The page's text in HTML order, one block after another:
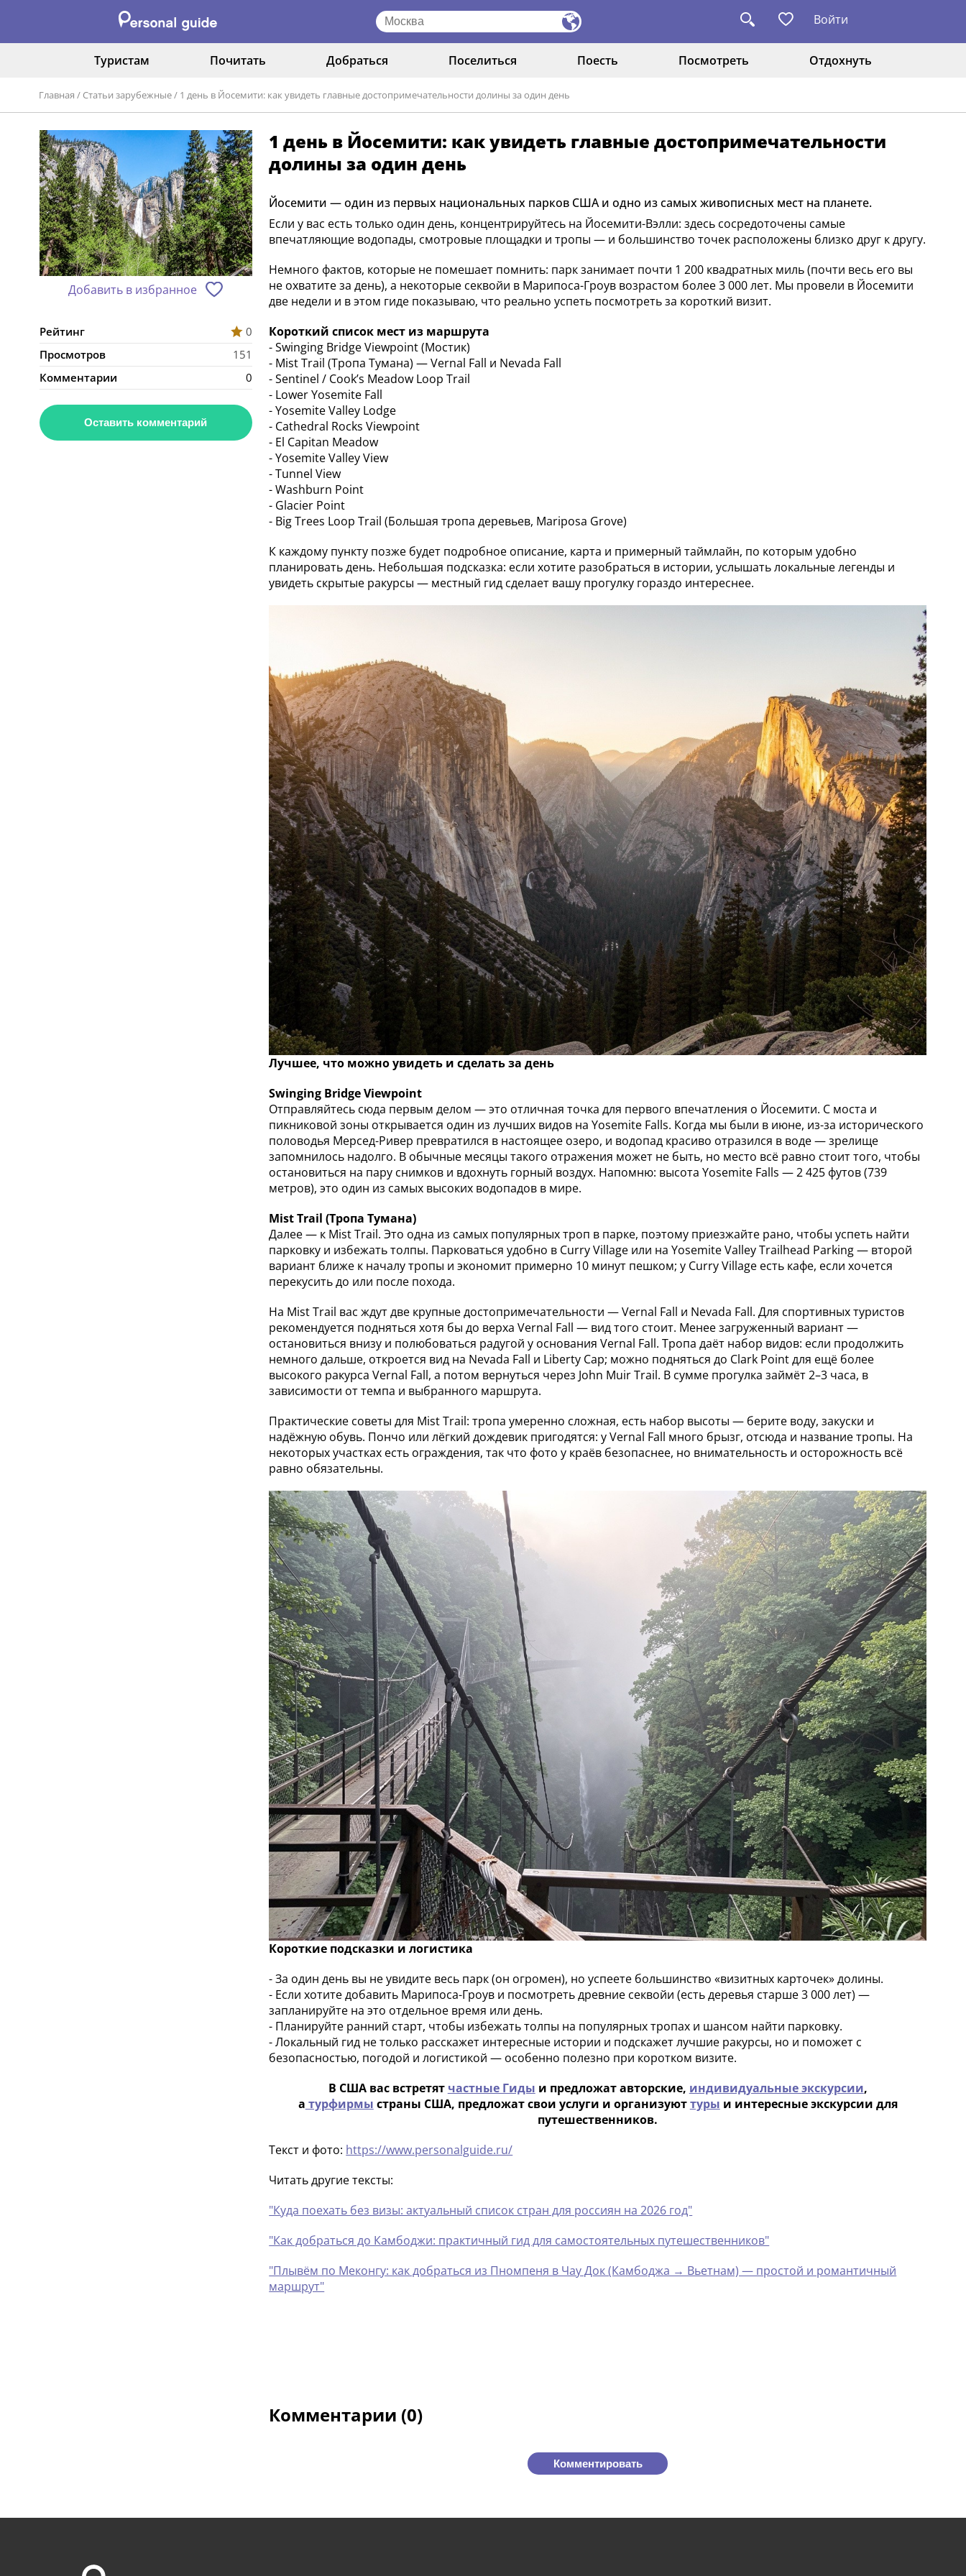
Войти
Туристам Почитать Добраться Поселиться Поесть Посмотреть Отдохнуть
Главная / Статьи зарубежные/ 1 день в Йосемити: как увидеть главные достопримечательности долины за один день
Добавить в избранное
Рейтинг
0
Просмотров
151
Комментарии
0
Оставить комментарий
1 день в Йосемити: как увидеть главные достопримечательности
долины за один день
Йосемити — один из первых национальных парков США и одно из самых живописных мест на планете.
Если у вас есть только один день, концентрируйтесь на Йосемити-Вэлли: здесь сосредоточены самые
впечатляющие водопады, смотровые площадки и тропы — и большинство точек расположены близко друг к другу.
Немного фактов, которые не помешает помнить: парк занимает почти 1 200 квадратных миль (почти весь его вы
не охватите за день), а некоторые секвойи в Марипоса-Гроув возрастом более 3 000 лет. Мы провели в Йосемити
две недели и в этом гиде показываю, что реально успеть посмотреть за короткий визит.
Короткий список мест из маршрута
- Swinging Bridge Viewpoint (Мостик)
- Mist Trail (Тропа Тумана) — Vernal Fall и Nevada Fall
- Sentinel / Cook’s Meadow Loop Trail
- Lower Yosemite Fall
- Yosemite Valley Lodge
- Cathedral Rocks Viewpoint
- El Capitan Meadow
- Yosemite Valley View
- Tunnel View
- Washburn Point
- Glacier Point
- Big Trees Loop Trail (Большая тропа деревьев, Mariposa Grove)
К каждому пункту позже будет подробное описание, карта и примерный таймлайн, по которым удобно
планировать день. Небольшая подсказка: если хотите разобраться в истории, услышать локальные легенды и
увидеть скрытые ракурсы — местный гид сделает вашу прогулку гораздо интереснее.
Лучшее, что можно увидеть и сделать за день
Swinging Bridge Viewpoint
Отправляйтесь сюда первым делом — это отличная точка для первого впечатления о Йосемити. С моста и
пикниковой зоны открывается один из лучших видов на Yosemite Falls. Когда мы были в июне, из-за исторического
половодья Мерсед-Ривер превратился в настоящее озеро, и водопад красиво отразился в воде — зрелище
запомнилось надолго. В обычные месяцы такого отражения может не быть, но место всё равно стоит того, чтобы
остановиться на пару снимков и вдохнуть горный воздух. Напомню: высота Yosemite Falls — 2 425 футов (739
метров), это один из самых высоких водопадов в мире.
Mist Trail (Тропа Тумана)
Далее — к Mist Trail. Это одна из самых популярных троп в парке, поэтому приезжайте рано, чтобы успеть найти
парковку и избежать толпы. Парковаться удобно в Curry Village или на Yosemite Valley Trailhead Parking — второй
вариант ближе к началу тропы и экономит примерно 10 минут пешком; у Curry Village есть кафе, если хочется
перекусить до или после похода.
На Mist Trail вас ждут две крупные достопримечательности — Vernal Fall и Nevada Fall. Для спортивных туристов
рекомендуется подняться хотя бы до верха Vernal Fall — вид того стоит. Менее загруженный вариант —
остановиться внизу и полюбоваться радугой у основания Vernal Fall. Тропа даёт набор видов: если продолжить
немного дальше, откроется вид на Nevada Fall и Liberty Cap; можно подняться до Clark Point для ещё более
высокого ракурса Vernal Fall, а потом вернуться через John Muir Trail. В сумме прогулка займёт 2–3 часа, в
зависимости от темпа и выбранного маршрута.
Практические советы для Mist Trail: тропа умеренно сложная, есть набор высоты — берите воду, закуски и
надёжную обувь. Пончо или лёгкий дождевик пригодятся: у Vernal Fall много брызг, отсюда и название тропы. На
некоторых участках есть ограждения, так что фото у краёв безопаснее, но внимательность и осторожность всё
равно обязательны.
Короткие подсказки и логистика
- За один день вы не увидите весь парк (он огромен), но успеете большинство «визитных карточек» долины.
- Если хотите добавить Марипоса-Гроув и посмотреть древние секвойи (есть деревья старше 3 000 лет) —
запланируйте на это отдельное время или день.
- Планируйте ранний старт, чтобы избежать толпы на популярных тропах и шансом найти парковку.
- Локальный гид не только расскажет интересные истории и подскажет лучшие ракурсы, но и поможет с
безопасностью, погодой и логистикой — особенно полезно при коротком визите.
В США вас встретят частные Гиды и предложат авторские, индивидуальные экскурсии,
а турфирмы страны США, предложат свои услуги и организуюттуры и интересные экскурсии для
путешественников.
Текст и фото: https://www.personalguide.ru/
Читать другие тексты:
"Куда поехать без визы: актуальный список стран для россиян на 2026 год"
"Как добраться до Камбоджи: практичный гид для самостоятельных путешественников"
"Плывём по Меконгу: как добраться из Пномпеня в Чау Док (Камбоджа → Вьетнам) — простой и романтичный
маршрут"
Комментарии (0)
Комментировать